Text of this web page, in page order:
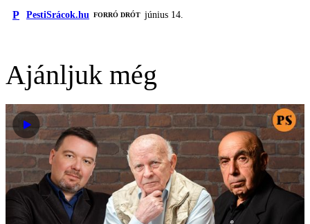
P PestiSrácok.hu FORRÓ DRÓT június 14.
Ajánljuk még